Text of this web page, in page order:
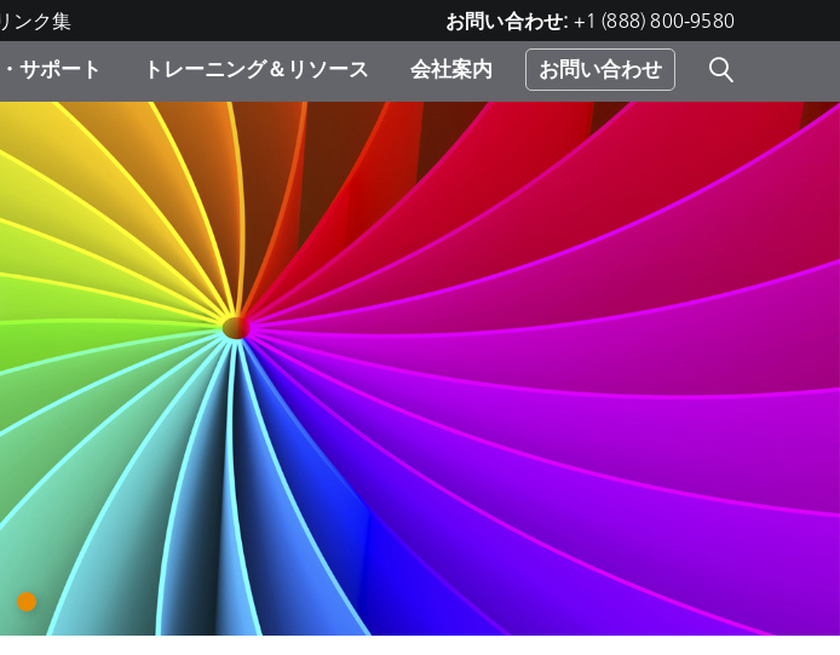
ンク集 お問い合わせ: +1 (888) 800-9580
生産終了製品：アップグレー
ド製品を検索
キャンペーン
機材貸出サービス（無料）
ディスプレイメーカー＆プリ
ンターメーカー対象 OEM ソ
リューション
消費者向け製品パッケージ
食品の測色
ライフサイエンス
家庭電化製品
製紙業
建築基材
サポート
弊社へのお問い合わせ
トレーニング＆リソース
X-Riteラーニングセンター
製品リスト（旧製品も含む）
その他のリソース
会社案内 お問い合わせ
1